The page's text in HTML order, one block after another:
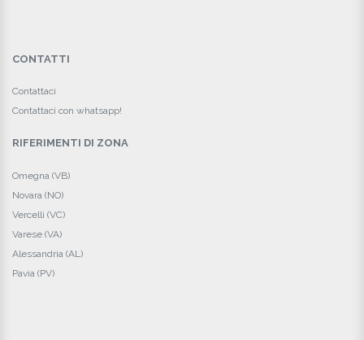
CONTATTI
Contattaci
Contattaci con whatsapp!
RIFERIMENTI DI ZONA
Omegna (VB)
Novara (NO)
Vercelli (VC)
Varese (VA)
Alessandria (AL)
Pavia (PV)